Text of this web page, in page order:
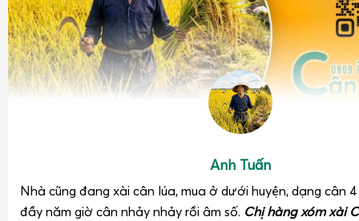
Anh Tuấn
Nhà cũng đang xài cân lúa, mua ở dưới huyện, dạng cân
đầy năm giờ cân nhảy nhảy rồi âm số. Chị hàng xóm xài